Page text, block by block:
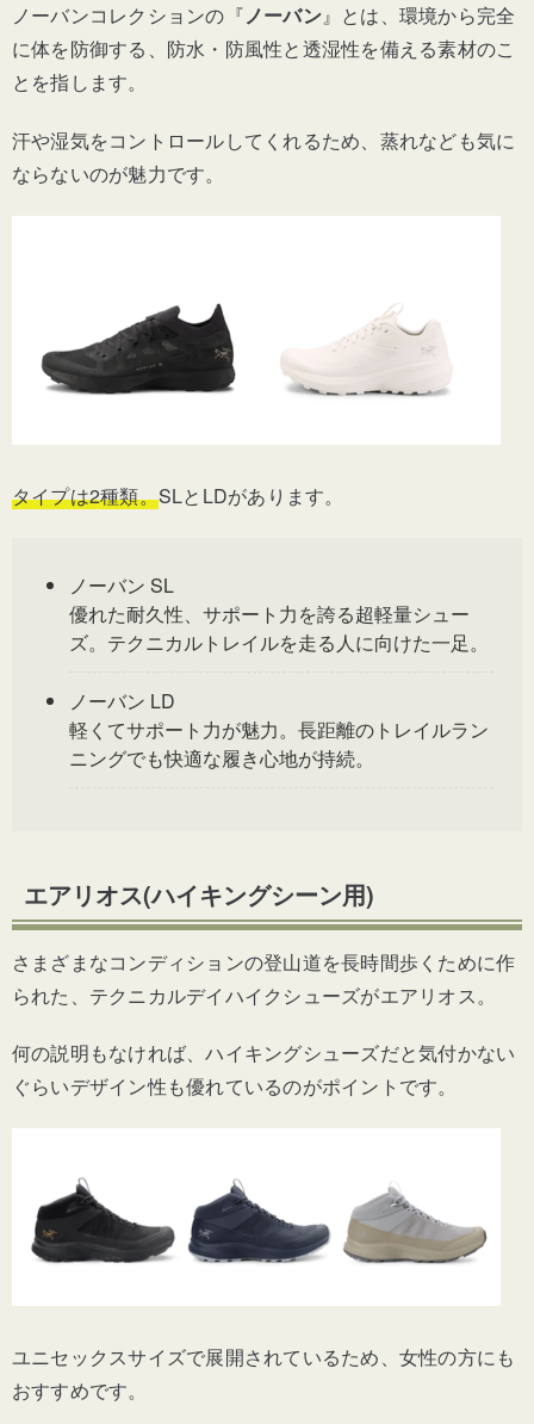
ノーバンコレクションの『ノーバン』とは、環境から完全
に体を防御する、防水・防風性と透湿性を備える素材のこ
とを指します。
汗や湿気をコントロールしてくれるため、蒸れなども気に
ならないのが魅力です。
タイプは2種類。SLとLDがあります。
ノーバン SL
優れた耐久性、サポート力を誇る超軽量シュー
ズ。テクニカルトレイルを走る人に向けた一足。
ノーバン LD
軽くてサポート力が魅力。長距離のトレイルラン
ニングでも快適な履き心地が持続。
エアリオス(ハイキングシーン用)
さまざまなコンディションの登山道を長時間歩くために作
られた、テクニカルデイハイクシューズがエアリオス。
何の説明もなければ、ハイキングシューズだと気付かない
ぐらいデザイン性も優れているのがポイントです。
ユニセックスサイズで展開されているため、女性の方にも
おすすめです。